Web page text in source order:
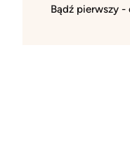
Bądź pierwszy